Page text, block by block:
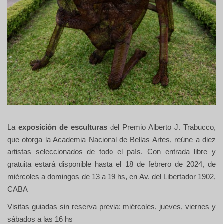
La exposición de esculturas del Premio Alberto J. Trabucco,
que otorga la Academia Nacional de Bellas Artes, reúne a diez
artistas seleccionados de todo el país. Con entrada libre y
gratuita estará disponible hasta el 18 de febrero de 2024, de
miércoles a domingos de 13 a 19 hs, en Av. del Libertador 1902,
CABA
Visitas guiadas sin reserva previa: miércoles, jueves, viernes y
sábados a las 16 hs